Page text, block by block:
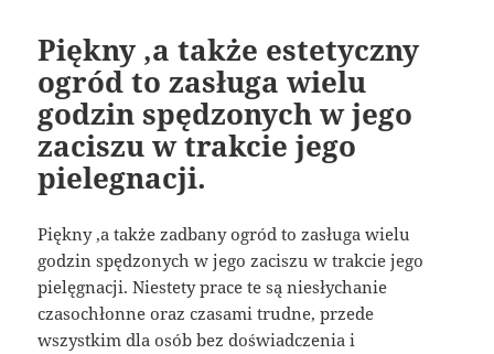
Piękny ,a także estetyczny
ogród to zasługa wielu
godzin spędzonych w jego
zaciszu w trakcie jego
pielegnacji.
Piękny ,a także zadbany ogród to zasługa wielu
godzin spędzonych w jego zaciszu w trakcie jego
pielęgnacji. Niestety prace te są niesłychanie
czasochłonne oraz czasami trudne, przede
wszystkim dla osób bez doświadczenia i